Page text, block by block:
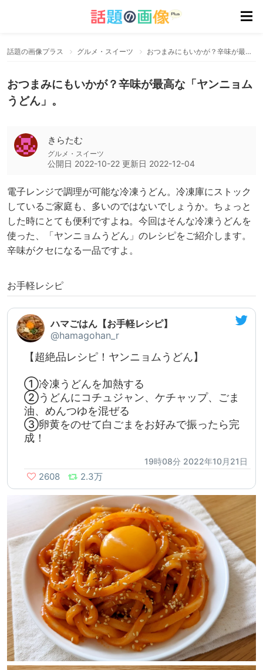
話題の画像プラス グルメ・スイーツ おつまみにもいかが？辛味が最高な「ヤンニョムうどん」。
おつまみにもいかが？辛味が最高な「ヤンニョム
うどん」。
きらたむ
グルメ・スイーツ
公開日 2022-10-22 更新日 2022-12-04
電子レンジで調理が可能な冷凍うどん。冷凍庫にストック
しているご家庭も、多いのではないでしょうか。ちょっと
した時にとても便利ですよね。今回はそんな冷凍うどんを
使った、「ヤンニョムうどん」のレシピをご紹介します。
辛味がクセになる一品ですよ。
お手軽レシピ
ハマごはん【お手軽レシピ】
@hamagohan_r
【超絶品レシピ！ヤンニョムうどん】
①冷凍うどんを加熱する
②うどんにコチュジャン、ケチャップ、ごま
油、めんつゆを混ぜる
③卵黄をのせて白ごまをお好みで振ったら完
成！
19時08分 2022年10月21日
2608 2.3万